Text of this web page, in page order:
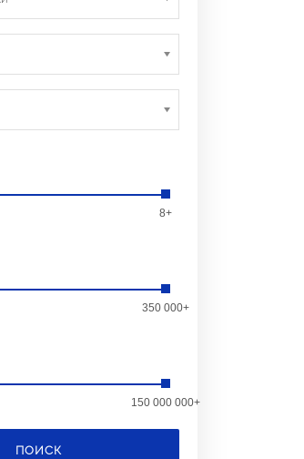
8+
350 000+
150 000 000+
ПОИСК